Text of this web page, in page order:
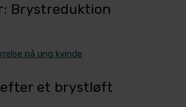
Brystreduktion
et brystløft